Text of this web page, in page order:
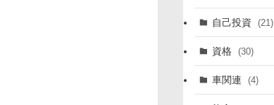
自己投資 (21)
資格 (30)
車関連 (4)